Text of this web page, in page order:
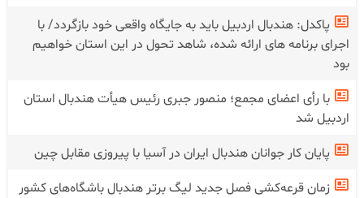
پاکدل: هندبال اردبیل باید به جایگاه واقعی خود بازگردد/ با
اجرای برنامه های ارائه شده، شاهد تحول در این استان خواهیم
بود
با رأی اعضای مجمع؛ منصور جبری رئیس هیأت هندبال استان
اردبیل شد
پایان کار جوانان هندبال ایران در آسیا با پیروزی مقابل چین
زمان قرعه‌کشی فصل جدید لیگ برتر هندبال باشگاه‌های کشور